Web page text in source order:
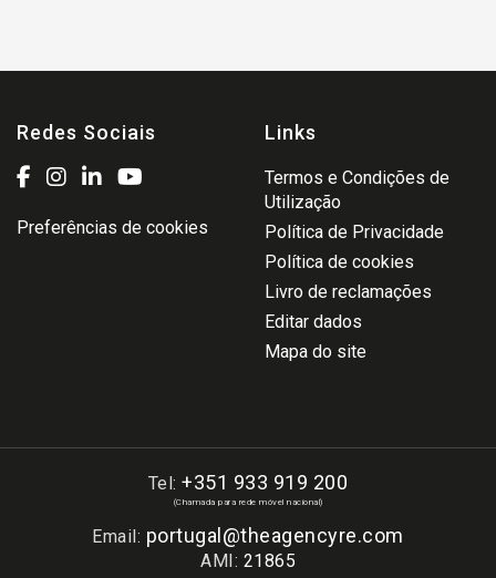
Redes Sociais
Preferências de cookies
Links
Termos e Condições de
Utilização
Política de Privacidade
Política de cookies
Livro de reclamações
Editar dados
Mapa do site
Tel:+351 933 919 200
(Chamada para rede móvel nacional)
Email: portugal@theagencyre.com
AMI: 21865